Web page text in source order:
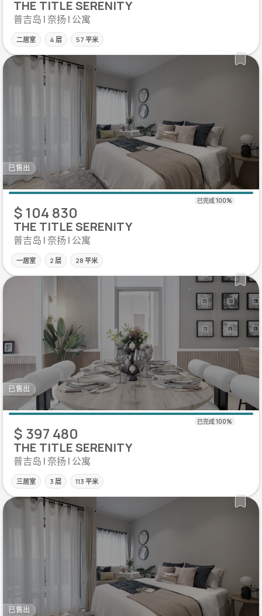
THE TITLE SERENITY
普吉岛 | 奈扬 | 公寓
二居室 4 层 57 平米
已售出
$ 104 830
THE TITLE SERENITY
普吉岛 | 奈扬 | 公寓
一居室 2 层 28 平米
已售出
$ 397 480
THE TITLE SERENITY
普吉岛 | 奈扬 | 公寓
三居室 3 层 113 平米
已售出